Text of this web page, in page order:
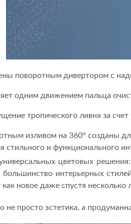
поворотным дивертором с
одним движением пальца
тропического ливня за
изливом на 360° созданы
стильного и функционального
цветовых
большинство интерьерных
новое даже спустя несколько
не просто эстетика, а